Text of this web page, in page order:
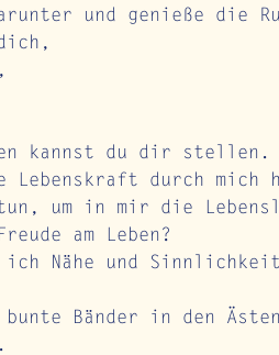
und genieße die
kannst du dir
durch mich
um in mir die
am Leben?
Nähe und
Bänder in den